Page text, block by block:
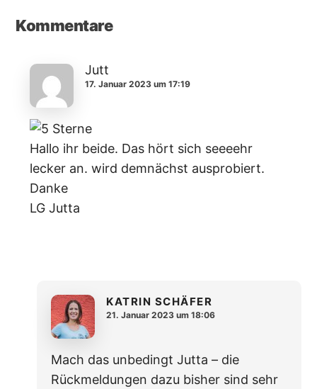
Interaktionen
Kommentare
Jutt
17. Januar 2023 um 17:19
Hallo ihr beide. Das hört sich seeeehr
lecker an. wird demnächst ausprobiert.
Danke
LG Jutta
KATRIN SCHÄFER
21. Januar 2023 um 18:06
Mach das unbedingt Jutta – die
Rückmeldungen dazu bisher sind sehr